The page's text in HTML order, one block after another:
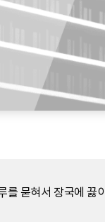
를 묻혀서 장국에 끓